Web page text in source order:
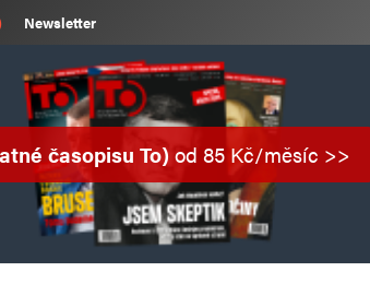
Newsletter
časopisu To)od 85 Kč/měsíc >>